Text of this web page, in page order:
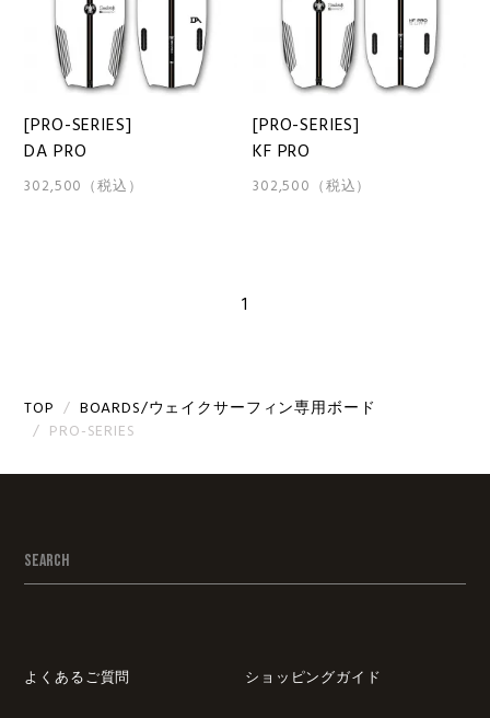
[PRO-SERIES]
DA PRO
302,500（税込）
[PRO-SERIES]
KF PRO
302,500（税込）
1
TOP
BOARDS/ウェイクサーフィン専用ボード
PRO-SERIES
よくあるご質問 ショッピングガイド